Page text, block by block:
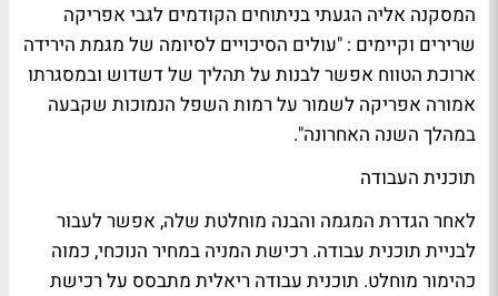
המסקנה אליה הגעתי בניתוחים הקודמים לגבי אפריקה
שרירים וקיימים : "עולים הסיכויים לסיומה של מגמת הירידה
ארוכת הטווח אפשר לבנות על תהליך של דשדוש ובמסגרתו
אמורה אפריקה לשמור על רמות השפל הנמוכות שקבעה
במהלך השנה האחרונה".
תוכנית העבודה
לאחר הגדרת המגמה והבנה מוחלטת שלה, אפשר לעבור
לבניית תוכנית עבודה. רכישת המניה במחיר הנוכחי, כמוה
כהימור מוחלט. תוכנית עבודה ריאלית מתבסס על רכישת